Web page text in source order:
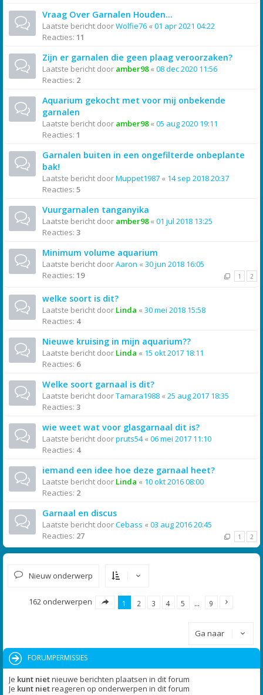
Vraag Over Garnalen Houden...
Laatste bericht doorWolfie76 « 01 apr 2021 04:22
Reacties: 11
Zijn er garnalen die geen plaag veroorzaken?
Laatste bericht door amber98« 08 dec 2020 11:56
Reacties: 2
Aquarium gekocht met voor mij onbekende
garnalen
Laatste bericht door amber98« 05 aug 2020 19:11
Reacties: 1
Garnalen buiten in een ongefilterde onbeplante
bak!
Laatste bericht doorMuppet1987 « 14 sep 2018 20:37
Reacties: 5
Vuurgarnalen tanganyika
Laatste bericht door amber98« 01 jul 2018 13:25
Reacties: 3
Minimum volume aquarium
Laatste bericht doorAaron « 30 jun 2018 16:05
Reacties: 19 1 2
welke soort is dit?
Laatste bericht door Linda « 30 mei 2018 15:58
Reacties: 4
Nieuwe kruising in mijn aquarium??
Laatste bericht door Linda « 15 okt 2017 18:11
Reacties: 6
Welke soort garnaal is dit?
Laatste bericht doorTamara1988 « 25 aug 2017 18:35
Reacties: 3
wie weet wat voor glasgarnaal dit is?
Laatste bericht doorpruts54« 06 mei 2017 11:10
Reacties: 4
iemand een idee hoe deze garnaal heet?
Laatste bericht door Linda « 10 okt 2016 08:00
Reacties: 2
Garnaal en discus
Laatste bericht doorCebass « 03 aug 2016 20:45
Reacties: 27 1 2
Nieuw onderwerp
162 onderwerpen 1 2 3 4 5 … 9
Ga naar
FORUMPERMISSIES
Je kunt nietnieuwe berichten plaatsen in dit forum
Je kunt nietreageren op onderwerpen in dit forum